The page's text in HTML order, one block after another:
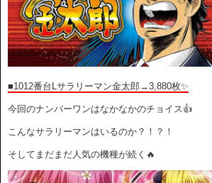
■1012番台Lサラリーマン金太郎→3,880枚✨
今回のナンバーワンはなかなかのチョイス👍
こんなサラリーマンはいるのか？！？！
そしてまだまだ人気の機種が続く🔥